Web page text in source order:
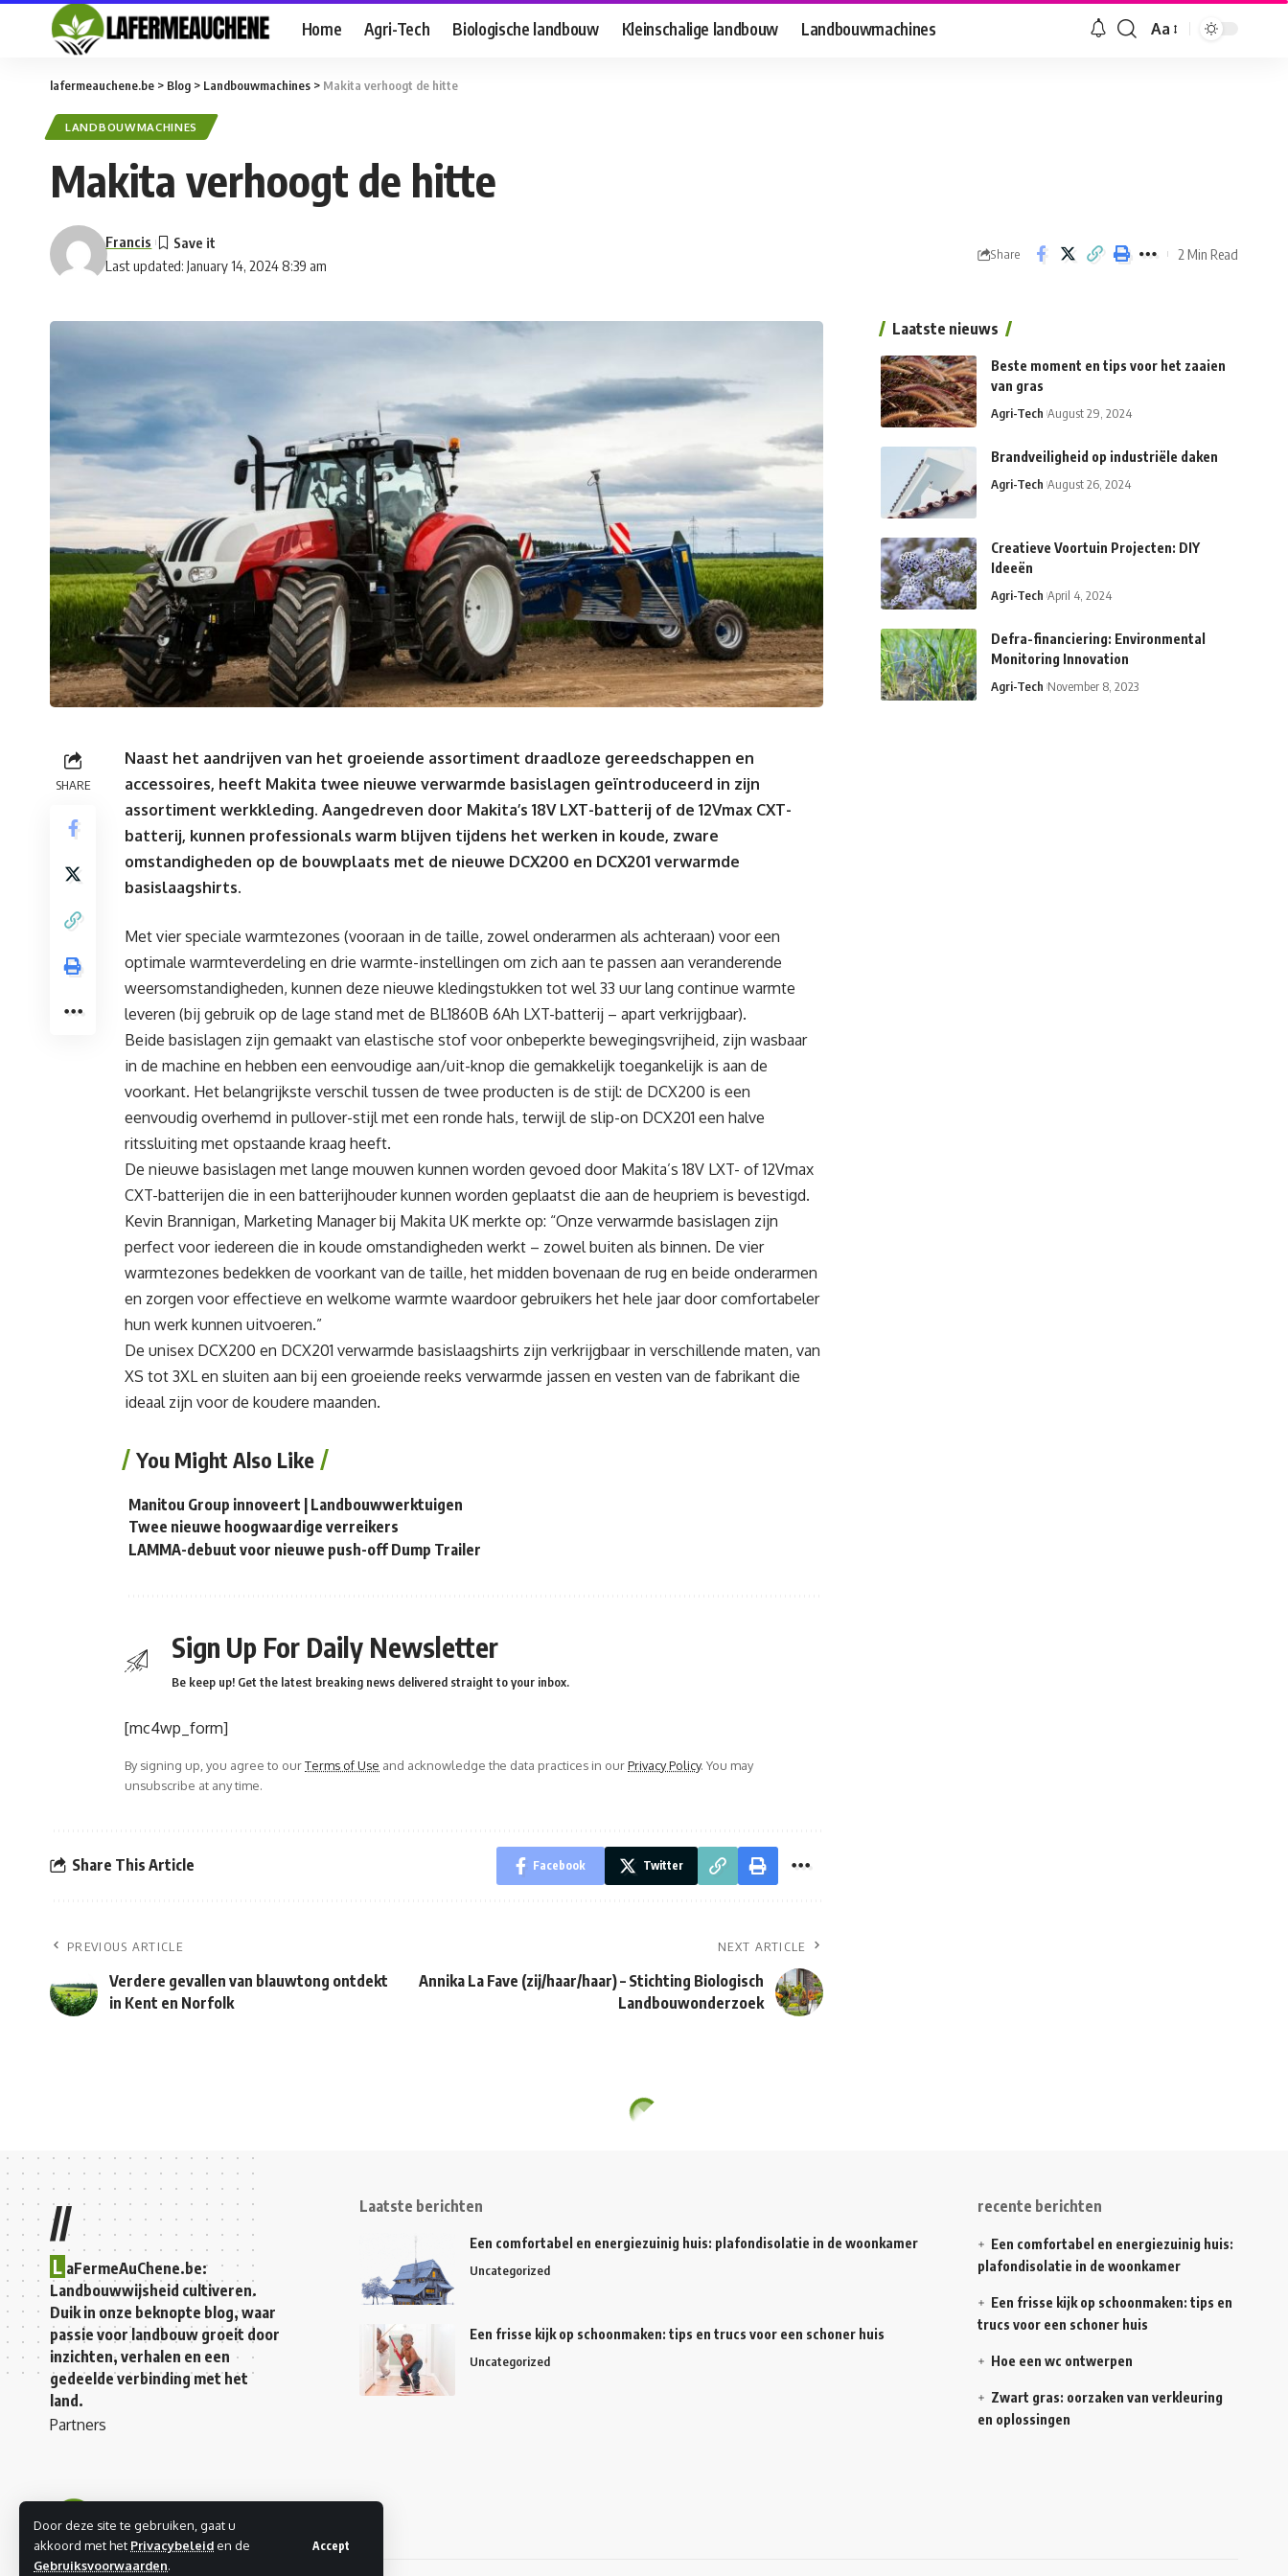
Door deze site te gebruiken, gaat u
akkoord met het Privacybeleid en de
Gebruiksvoorwaarden.
Accept
Home Agri-Tech Biologische landbouw Kleinschalige landbouw Landbouwmachines
Font
Aa
lafermeauchene.be > Blog > Landbouwmachines > Makita verhoogt de hitte
LANDBOUWMACHINES
Makita verhoogt de hitte
Last updated: January 14, 2024 8:39 am
Francis
Share 2 Min Read
SHARE
Naast het aandrijven van het groeiende assortiment draadloze gereedschappen en
accessoires, heeft Makita twee nieuwe verwarmde basislagen geïntroduceerd in zijn
assortiment werkkleding. Aangedreven door Makita’s 18V LXT-batterij of de 12Vmax CXT-
batterij, kunnen professionals warm blijven tijdens het werken in koude, zware
omstandigheden op de bouwplaats met de nieuwe DCX200 en DCX201 verwarmde
basislaagshirts.
Met vier speciale warmtezones (vooraan in de taille, zowel onderarmen als achteraan) voor een
optimale warmteverdeling en drie warmte-instellingen om zich aan te passen aan veranderende
weersomstandigheden, kunnen deze nieuwe kledingstukken tot wel 33 uur lang continue warmte
leveren (bij gebruik op de lage stand met de BL1860B 6Ah LXT-batterij – apart verkrijgbaar).
Beide basislagen zijn gemaakt van elastische stof voor onbeperkte bewegingsvrijheid, zijn wasbaar
in de machine en hebben een eenvoudige aan/uit-knop die gemakkelijk toegankelijk is aan de
voorkant. Het belangrijkste verschil tussen de twee producten is de stijl: de DCX200 is een
eenvoudig overhemd in pullover-stijl met een ronde hals, terwijl de slip-on DCX201 een halve
ritssluiting met opstaande kraag heeft.
De nieuwe basislagen met lange mouwen kunnen worden gevoed door Makita’s 18V LXT- of 12Vmax
CXT-batterijen die in een batterijhouder kunnen worden geplaatst die aan de heupriem is bevestigd.
Kevin Brannigan, Marketing Manager bij Makita UK merkte op: “Onze verwarmde basislagen zijn
perfect voor iedereen die in koude omstandigheden werkt – zowel buiten als binnen. De vier
warmtezones bedekken de voorkant van de taille, het midden bovenaan de rug en beide onderarmen
en zorgen voor effectieve en welkome warmte waardoor gebruikers het hele jaar door comfortabeler
hun werk kunnen uitvoeren.”
De unisex DCX200 en DCX201 verwarmde basislaagshirts zijn verkrijgbaar in verschillende maten, van
XS tot 3XL en sluiten aan bij een groeiende reeks verwarmde jassen en vesten van de fabrikant die
ideaal zijn voor de koudere maanden.
You Might Also Like
Manitou Group innoveert | Landbouwwerktuigen
Twee nieuwe hoogwaardige verreikers
LAMMA-debuut voor nieuwe push-off Dump Trailer
Sign Up For Daily Newsletter
Be keep up! Get the latest breaking news delivered straight to your inbox.
[mc4wp_form]
By signing up, you agree to ourTerms of Use and acknowledge the data practices in ourPrivacy Policy. You may
unsubscribe at any time.
Share This Article Facebook Twitter
PREVIOUS ARTICLE
Verdere gevallen van blauwtong ontdekt
in Kent en Norfolk
NEXT ARTICLE
Annika La Fave (zij/haar/haar) – Stichting Biologisch
Landbouwonderzoek
Laatste nieuws
Beste moment en tips voor het zaaien
van gras
Agri-Tech August 29, 2024
Brandveiligheid op industriële daken
Agri-Tech August 26, 2024
Creatieve Voortuin Projecten: DIY
Ideeën
Agri-Tech April 4, 2024
Defra-financiering: Environmental
Monitoring Innovation
Agri-Tech November 8, 2023
//
L aFermeAuChene.be:
Landbouwwijsheid cultiveren.
Duik in onze beknopte blog, waar
passie voor landbouw groeit door
inzichten, verhalen en een
gedeelde verbinding met het
land.
Partners
Laatste berichten
Een comfortabel en energiezuinig huis: plafondisolatie in de woonkamer
Uncategorized
Een frisse kijk op schoonmaken: tips en trucs voor een schoner huis
Uncategorized
recente berichten
Een comfortabel en energiezuinig huis:
plafondisolatie in de woonkamer
Een frisse kijk op schoonmaken: tips en
trucs voor een schoner huis
Hoe een wc ontwerpen
Zwart gras: oorzaken van verkleuring
en oplossingen